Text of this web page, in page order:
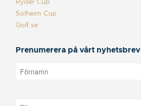
Solheim Cup
Golf.se
Prenumerera på vårt nyhetsbrev